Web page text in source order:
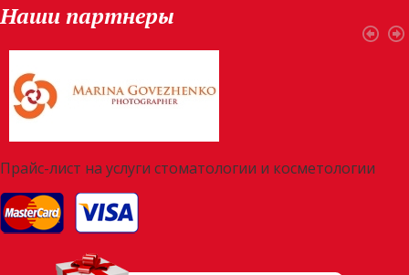
Наши партнеры
Прайс-лист на услуги стоматологии и косметологии